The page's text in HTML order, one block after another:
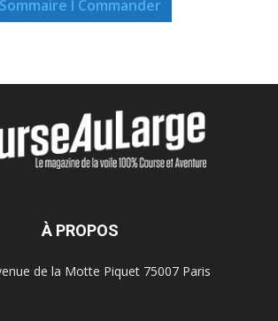
Sommaire I Commander
À PROPOS
de la Motte Piquet 75007 Paris